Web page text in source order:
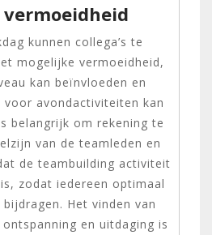
kunnen collega’s te
mogelijke vermoeidheid,
kan beïnvloeden en
voor avondactiviteiten kan
belangrijk om rekening te
van de teamleden en
de teambuilding activiteit
zodat iedereen optimaal
Het vinden van
en uitdaging is